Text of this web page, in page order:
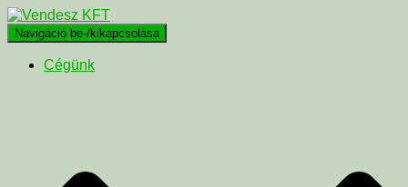
Navigáció be-/kikapcsolása
Cégünk